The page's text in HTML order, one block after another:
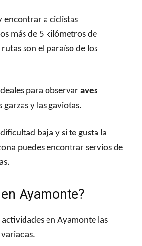
encontrar a ciclistas
más de 5 kilómetros de
son el paraíso de los
para observar aves
garzas y las gaviotas.
baja y si te gusta la
puedes encontrar servios de
Ayamonte?
en Ayamonte las